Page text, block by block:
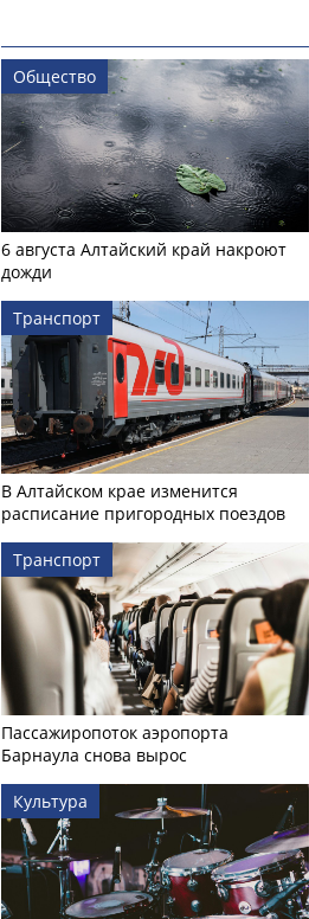
Общество
6 августа Алтайский край накроют
дожди
Транспорт
В Алтайском крае изменится
расписание пригородных поездов
Транспорт
Пассажиропоток аэропорта
Барнаула снова вырос
Культура